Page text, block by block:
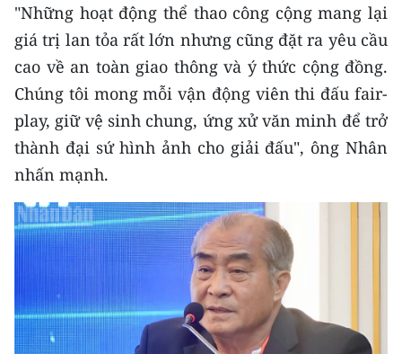
Bắc Trung Bộ
Duyên hải Nam Trung Bộ và Tây
Nguyên
Đông Nam Bộ
Đồng bằng sông Cửu Long
Chuyên trang Hà Nội
Chuyên trang TP. Hồ Chí Minh
CÁC CHUYÊN TRANG
"Những hoạt động thể thao công cộng mang lại
giá trị lan tỏa rất lớn nhưng cũng đặt ra yêu cầu
cao về an toàn giao thông và ý thức cộng đồng.
Chúng tôi mong mỗi vận động viên thi đấu fair-
play, giữ vệ sinh chung, ứng xử văn minh để trở
thành đại sứ hình ảnh cho giải đấu", ông Nhân
nhấn mạnh.